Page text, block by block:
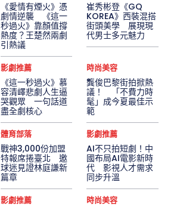
《愛情有煙火》憑
劇情逆襲 《這一
秒過火》靠顏值撐
熱度？王楚然兩劇
引熱議
崔秀彬登《GQ
KOREA》西裝混搭
街頭美學 展現現
代男士多元魅力
影劇推薦
《這一秒過火》慕
容清嶧悲劇人生逼
哭觀眾 一句話道
盡全劇核心
時尚美容
龔俊巴黎街拍掀熱
議！ 「不費力時
髦」成今夏最佳示
範
體育部落
戰神3,000份加盟
特報席捲臺北 邀
球迷見證林庭謙新
篇章
影劇推薦
AI不只拍短劇！中
國布局AI電影新時
代 影視人才需求
同步升溫
影劇推薦 時尚美容